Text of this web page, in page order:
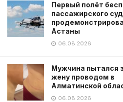
Первый полёт
пассажирского
Астаны
06.08.2026
Мужчина пытался
жену проводом в
Алматинской
06.08.2026